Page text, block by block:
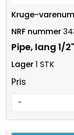
Pipe, lang 1/
1 STK
Pris
-